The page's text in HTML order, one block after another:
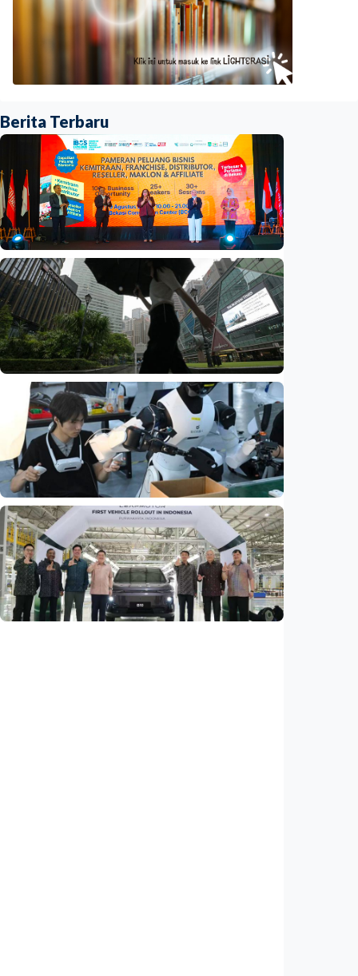
Berita Terbaru
Ekonomi
Mau buka usaha? 100+ ‘brand’ hadir di IBOS
EXPO 2026 Bekasi
Indonesia•09 Aug 2026
Ekonomi
Biaya usaha naik, perusahaan Singapura
justru lirik Indonesia untuk perluas bisnis
Indonesia•07 Aug 2026
Ekonomi
Fokus Berita – Dari Kereta Cepat Jakarta-
Bandung hingga AI, ini alasan citra China
menguat di dunia
Indonesia •07 Aug 2026